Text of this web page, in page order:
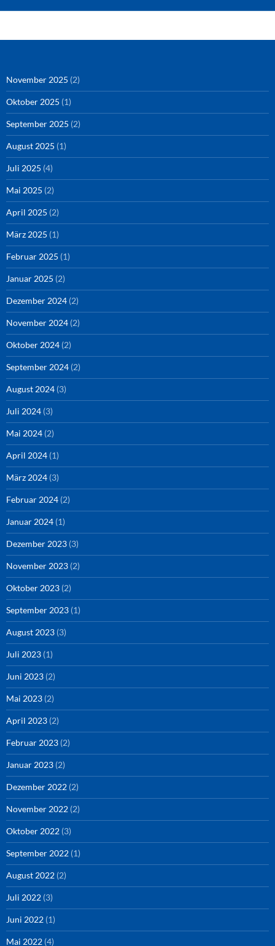
November 2025 (2)
Oktober 2025 (1)
September 2025 (2)
August 2025 (1)
Juli 2025 (4)
Mai 2025 (2)
April 2025 (2)
März 2025 (1)
Februar 2025 (1)
Januar 2025 (2)
Dezember 2024 (2)
November 2024 (2)
Oktober 2024 (2)
September 2024 (2)
August 2024 (3)
Juli 2024 (3)
Mai 2024 (2)
April 2024 (1)
März 2024 (3)
Februar 2024 (2)
Januar 2024 (1)
Dezember 2023 (3)
November 2023 (2)
Oktober 2023 (2)
September 2023 (1)
August 2023 (3)
Juli 2023 (1)
Juni 2023 (2)
Mai 2023 (2)
April 2023 (2)
Februar 2023 (2)
Januar 2023 (2)
Dezember 2022 (2)
November 2022 (2)
Oktober 2022 (3)
September 2022 (1)
August 2022 (2)
Juli 2022 (3)
Juni 2022 (1)
Mai 2022 (4)